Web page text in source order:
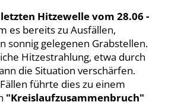
Hitzewelle vom 28.06 -
es bereits zu Ausfällen,
sonnig gelegenen Grabstellen.
Hitzestrahlung, etwa durch
die Situation verschärfen.
führte dies zu einem
"Kreislaufzusammenbruch"